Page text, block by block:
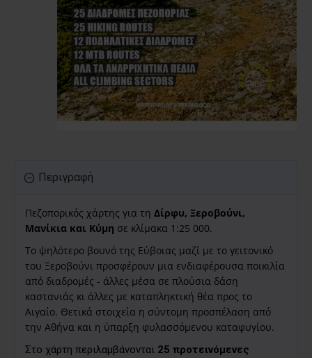
Περιγραφή
Πεζοπορικός χάρτης για τη Δίρφυ, Ξεροβούνι,
Μανίκια και Κύμη σε κλίμακα 1:25 000.
Το ψηλότερο βουνό της Εύβοιας μαζί με το γειτονικό
του Ξεροβούνι προσφέρουν μια ενδιαφέρουσα ποικιλία
από διαδρομές - άλλες μέσα σε πλούσια δάση
καστανιάς κι άλλες με καταπληκτική θέα προς το
Αιγαίο. Θετικά στοιχεία η σύντομη προσπέλαση από
την Αθήνα και η ύπαρξη φυλασσόμενου καταφυγίου.
Στο χάρτη περιλαμβάνονται 25 προτεινόμενες